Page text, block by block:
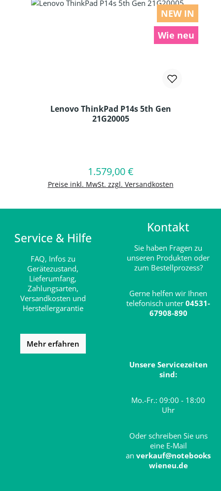
NEW IN
Wie neu
Lenovo ThinkPad P14s 5th Gen
21G20005
Regulärer Preis:
1.579,00 €
Preise inkl. MwSt. zzgl. Versandkosten
In den Warenkorb
Service & Hilfe
FAQ, Infos zu
Gerätezustand,
Lieferumfang,
Zahlungsarten,
Versandkosten und
Herstellergarantie
Mehr erfahren
Kontakt
Sie haben Fragen zu
unseren Produkten oder
zum Bestellprozess?
Gerne helfen wir Ihnen
telefonisch unter 04531-
67908-890
Unsere Servicezeiten
sind:
Mo.-Fr.: 09:00 - 18:00
Uhr
Oder schreiben Sie uns
eine E-Mail
an verkauf@notebooks
wieneu.de